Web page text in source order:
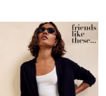
Joggers
adidas
Nike
All Girls Schoolwear
Shoes
Dresses
Trousers
Skirts